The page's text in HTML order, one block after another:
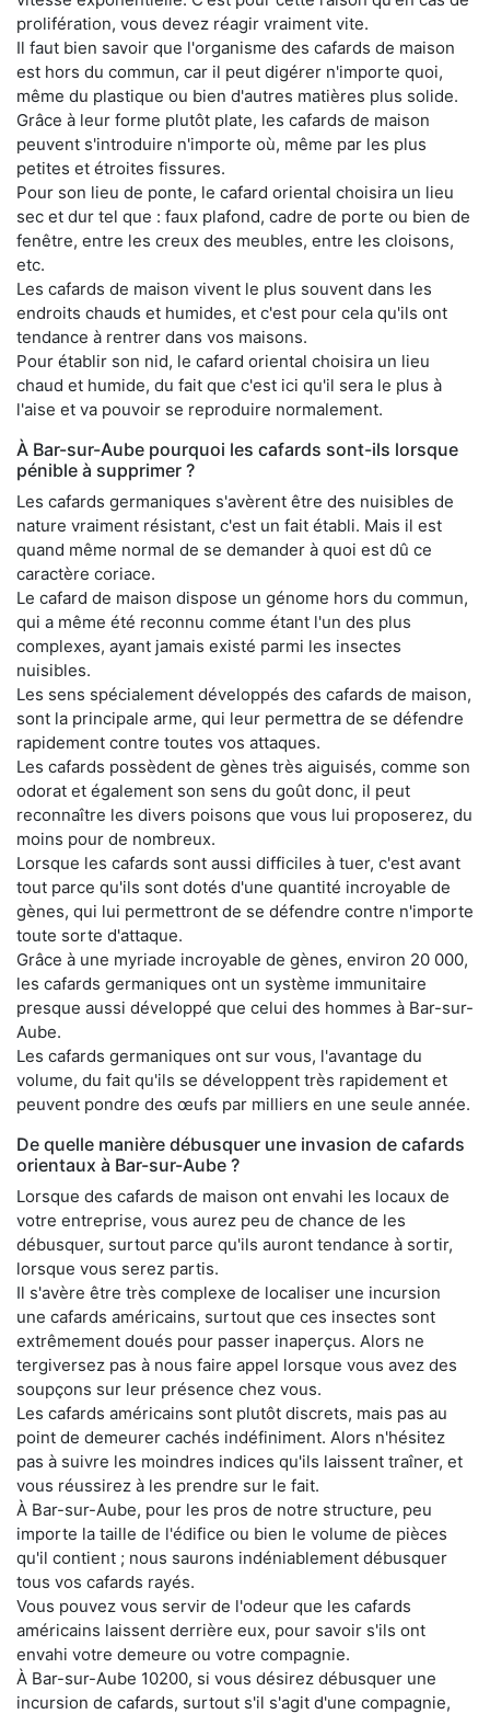
prolifération, vous devez réagir vraiment vite.
Il faut bien savoir que l'organisme des cafards de maison
est hors du commun, car il peut digérer n'importe quoi,
même du plastique ou bien d'autres matières plus solide.
Grâce à leur forme plutôt plate, les cafards de maison
peuvent s'introduire n'importe où, même par les plus
petites et étroites fissures.
Pour son lieu de ponte, le cafard oriental choisira un lieu
sec et dur tel que : faux plafond, cadre de porte ou bien de
fenêtre, entre les creux des meubles, entre les cloisons,
etc.
Les cafards de maison vivent le plus souvent dans les
endroits chauds et humides, et c'est pour cela qu'ils ont
tendance à rentrer dans vos maisons.
Pour établir son nid, le cafard oriental choisira un lieu
chaud et humide, du fait que c'est ici qu'il sera le plus à
l'aise et va pouvoir se reproduire normalement.
À Bar-sur-Aube pourquoi les cafards sont-ils lorsque
pénible à supprimer ?
Les cafards germaniques s'avèrent être des nuisibles de
nature vraiment résistant, c'est un fait établi. Mais il est
quand même normal de se demander à quoi est dû ce
caractère coriace.
Le cafard de maison dispose un génome hors du commun,
qui a même été reconnu comme étant l'un des plus
complexes, ayant jamais existé parmi les insectes
nuisibles.
Les sens spécialement développés des cafards de maison,
sont la principale arme, qui leur permettra de se défendre
rapidement contre toutes vos attaques.
Les cafards possèdent de gènes très aiguisés, comme son
odorat et également son sens du goût donc, il peut
reconnaître les divers poisons que vous lui proposerez, du
moins pour de nombreux.
Lorsque les cafards sont aussi difficiles à tuer, c'est avant
tout parce qu'ils sont dotés d'une quantité incroyable de
gènes, qui lui permettront de se défendre contre n'importe
toute sorte d'attaque.
Grâce à une myriade incroyable de gènes, environ 20 000,
les cafards germaniques ont un système immunitaire
presque aussi développé que celui des hommes à Bar-sur-
Aube.
Les cafards germaniques ont sur vous, l'avantage du
volume, du fait qu'ils se développent très rapidement et
peuvent pondre des œufs par milliers en une seule année.
De quelle manière débusquer une invasion de cafards
orientaux à Bar-sur-Aube ?
Lorsque des cafards de maison ont envahi les locaux de
votre entreprise, vous aurez peu de chance de les
débusquer, surtout parce qu'ils auront tendance à sortir,
lorsque vous serez partis.
Il s'avère être très complexe de localiser une incursion
une cafards américains, surtout que ces insectes sont
extrêmement doués pour passer inaperçus. Alors ne
tergiversez pas à nous faire appel lorsque vous avez des
soupçons sur leur présence chez vous.
Les cafards américains sont plutôt discrets, mais pas au
point de demeurer cachés indéfiniment. Alors n'hésitez
pas à suivre les moindres indices qu'ils laissent traîner, et
vous réussirez à les prendre sur le fait.
À Bar-sur-Aube, pour les pros de notre structure, peu
importe la taille de l'édifice ou bien le volume de pièces
qu'il contient ; nous saurons indéniablement débusquer
tous vos cafards rayés.
Vous pouvez vous servir de l'odeur que les cafards
américains laissent derrière eux, pour savoir s'ils ont
envahi votre demeure ou votre compagnie.
À Bar-sur-Aube 10200, si vous désirez débusquer une
incursion de cafards, surtout s'il s'agit d'une compagnie,